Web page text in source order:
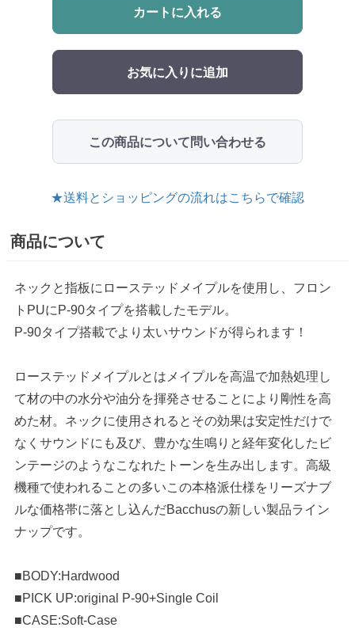
カートに入れる
お気に入りに追加
この商品について問い合わせる
★送料とショッピングの流れはこちらで確認
商品について
ネックと指板にローステッドメイプルを使用し、フロン
トPUにP-90タイプを搭載したモデル。
P-90タイプ搭載でより太いサウンドが得られます！
ローステッドメイプルとはメイプルを高温で加熱処理し
て材の中の水分や油分を揮発させることにより剛性を高
めた材。ネックに使用されるとその効果は安定性だけで
なくサウンドにも及び、豊かな生鳴りと経年変化したビ
ンテージのようなこなれたトーンを生み出します。高級
機種で使われることの多いこの本格派仕様をリーズナブ
ルな価格帯に落とし込んだBacchusの新しい製品ライン
ナップです。
■BODY:Hardwood
■PICK UP:original P-90+Single Coil
■CASE:Soft-Case